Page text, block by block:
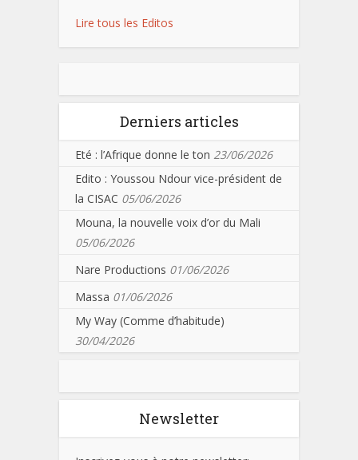
Lire tous les Editos
Derniers articles
Eté : l’Afrique donne le ton 23/06/2026
Edito : Youssou Ndour vice-président de
la CISAC 05/06/2026
Mouna, la nouvelle voix d’or du Mali
05/06/2026
Nare Productions 01/06/2026
Massa 01/06/2026
My Way (Comme d’habitude)
30/04/2026
Newsletter